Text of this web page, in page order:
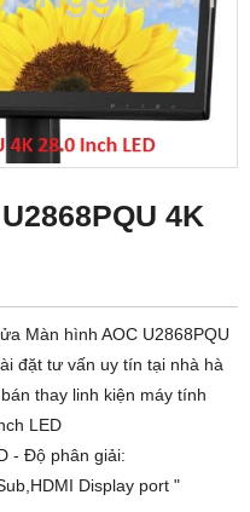
4K
Màn hình AOC U2868PQU
đặt tư vấn uy tín tại nhà hà
thay linh kiện máy tính
LED
- Độ phân giải:
Display port "